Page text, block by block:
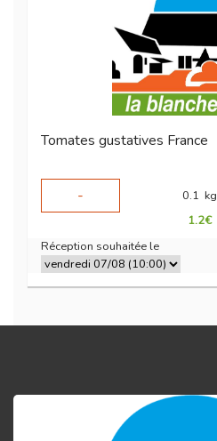
Tomates gustatives France
-
0.1 kg
1.2€
Réception souhaitée le